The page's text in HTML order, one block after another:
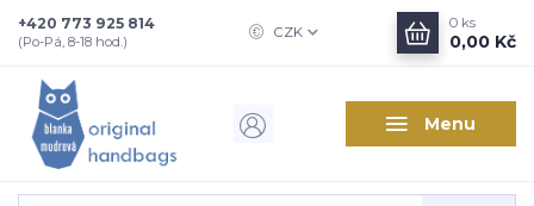
Menu
CZK
+420 773 925 814
(Po-Pá, 8-18 hod.)
0 ks
0,00 Kč